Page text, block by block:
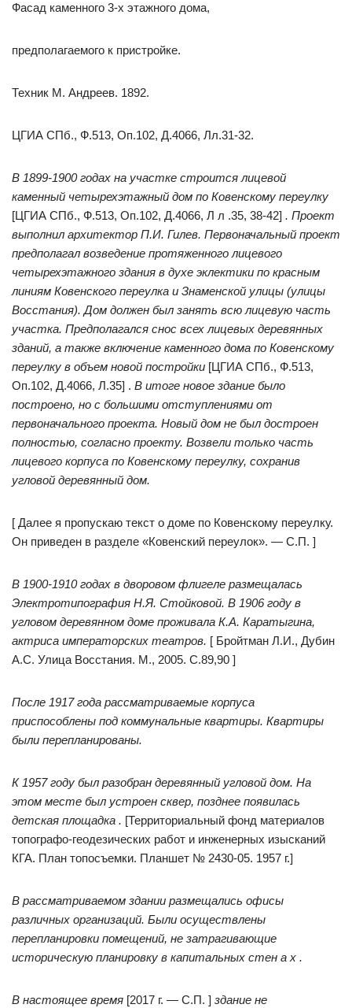
Фасад каменного 3-х этажного дома,
предполагаемого к пристройке.
Техник М. Андреев. 1892.
ЦГИА СПб., Ф.513, Оп.102, Д.4066, Лл.31-32.
В 1899-1900 годах на участке строится лицевой
каменный четырехэтажный дом по Ковенскому переулку
[ЦГИА СПб., Ф.513, Оп.102, Д.4066, Л л .35, 38-42] . Проект
выполнил архитектор П.И. Гилев. Первоначальный проект
предполагал возведение протяженного лицевого
четырехэтажного здания в духе эклектики по красным
линиям Ковенского переулка и Знаменской улицы (улицы
Восстания). Дом должен был занять всю лицевую часть
участка. Предполагался снос всех лицевых деревянных
зданий, а также включение каменного дома по Ковенскому
переулку в объем новой постройки [ЦГИА СПб., Ф.513,
Оп.102, Д.4066, Л.35] . В итоге новое здание было
построено, но с большими отступлениями от
первоначального проекта. Новый дом не был достроен
полностью, согласно проекту. Возвели только часть
лицевого корпуса по Ковенскому переулку, сохранив
угловой деревянный дом.
[ Далее я пропускаю текст о доме по Ковенскому переулку.
Он приведен в разделе «Ковенский переулок». — С.П. ]
В 1900-1910 годах в дворовом флигеле размещалась
Электротипография Н.Я. Стойковой. В 1906 году в
угловом деревянном доме проживала К.А. Каратыгина,
актриса императорских театров. [ Бройтман Л.И., Дубин
А.С. Улица Восстания. М., 2005. С.89,90 ]
После 1917 года рассматриваемые корпуса
приспособлены под коммунальные квартиры. Квартиры
были перепланированы.
К 1957 году был разобран деревянный угловой дом. На
этом месте был устроен сквер, позднее появилась
детская площадка . [Территориальный фонд материалов
топографо-геодезических работ и инженерных изысканий
КГА. План топосъемки. Планшет № 2430-05. 1957 г.]
В рассматриваемом здании размещались офисы
различных организаций. Были осуществлены
перепланировки помещений, не затрагивающие
историческую планировку в капитальных стен а х .
В настоящее время [2017 г. — С.П. ] здание не